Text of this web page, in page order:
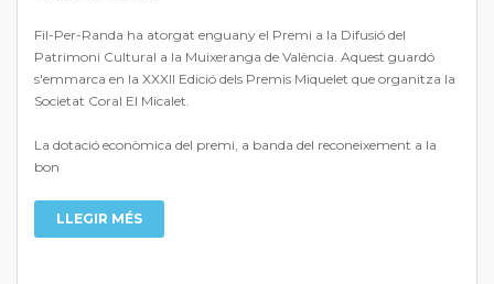
Fil-Per-Randa ha atorgat enguany el Premi a la Difusió del
Patrimoni Cultural a la Muixeranga de València. Aquest guardó
s'emmarca en la XXXII Edició dels Premis Miquelet que organitza la
Societat Coral El Micalet.
La dotació econòmica del premi, a banda del reconeixement a la
bon
LLEGIR MÉS